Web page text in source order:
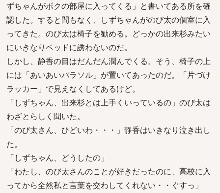
ずちゃんがボクの部屋に入ってくる」と書いてある所を確
認した。すると間もなく、しずちゃんがのび太の個室に入
ってきた。のび太は椅子を勧める。どっかの出来杉みたい
にいきなりベッドに誘わないのだ。
しかし、静香の目はだんだん潤んでくる。そう、椅子の上
には「あいあいパラソル」が置いてあったのだ。「片づけ
ラッカー」で見えなくしてあるけど。
「しずちゃん、出来杉とは上手くいっているの」のび太は
わざとらしく聞いた。
「のび太さん、ひどいわ・・・」静香はいきなり泣き出し
た。
「しずちゃん、どうしたの」
「わたし、のび太さんのことが好きだったのに、高校に入
ってから全然私と言葉を交わしてくれない・・ぐすっ」